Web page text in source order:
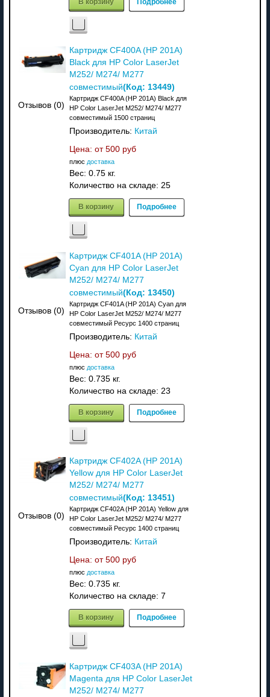
Отзывов (0)
Картридж CF400A (HP 201A)
Black для HP Color LaserJet
M252/ M274/ M277
совместимый(Код: 13449)
Картридж CF400A (HP 201A) Black для
HP Color LaserJet M252/ M274/ M277
совместимый 1500 страниц
Производитель: Китай
Цена: от 500 руб
плюс доставка
Вес: 0.75 кг.
Количество на складе: 25
В корзину Подробнее
Отзывов (0)
Картридж CF401A (HP 201A)
Cyan для HP Color LaserJet
M252/ M274/ M277
совместимый(Код: 13450)
Картридж CF401A (HP 201A) Cyan для
HP Color LaserJet M252/ M274/ M277
совместимый Ресурс 1400 страниц
Производитель: Китай
Цена: от 500 руб
плюс доставка
Вес: 0.735 кг.
Количество на складе: 23
В корзину Подробнее
Отзывов (0)
Картридж CF402A (HP 201A)
Yellow для HP Color LaserJet
M252/ M274/ M277
совместимый(Код: 13451)
Картридж CF402A (HP 201A) Yellow для
HP Color LaserJet M252/ M274/ M277
совместимый Ресурс 1400 страниц
Производитель: Китай
Цена: от 500 руб
плюс доставка
Вес: 0.735 кг.
Количество на складе: 7
В корзину Подробнее
Картридж CF403A (HP 201A)
Magenta для HP Color LaserJet
M252/ M274/ M277